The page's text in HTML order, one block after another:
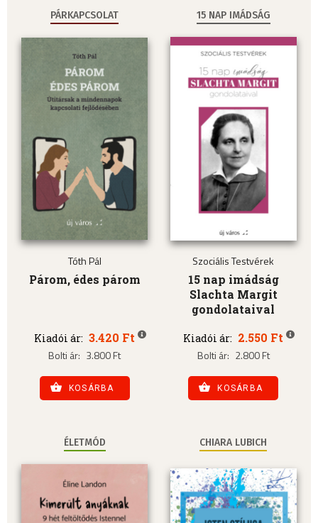
PÁRKAPCSOLAT
Tóth Pál
Párom, édes párom
Kiadói ár: 3.420 Ft
Bolti ár: 3.800 Ft
KOSÁRBA
15 NAP IMÁDSÁG
Szociális Testvérek
15 nap imádság
Slachta Margit
gondolataival
Kiadói ár: 2.550 Ft
Bolti ár: 2.800 Ft
KOSÁRBA
ÉLETMÓD CHIARA LUBICH